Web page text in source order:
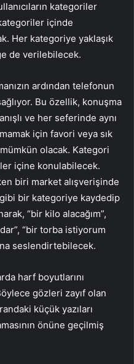
kategoriler
içinde
Her kategoriye yaklaşık
de verilebilecek.
ardından telefonun
Bu özellik, konuşma
ve her seferinde aynı
için favori veya sık
olacak. Kategori
içine konulabilecek.
biri market alışverişinde
bir kategoriye kaydedip
“bir kilo alacağım”,
“bir torba istiyorum
seslendirtebilecek.
harf boyutlarını
gözleri zayıf olan
küçük yazıları
önüne geçilmiş